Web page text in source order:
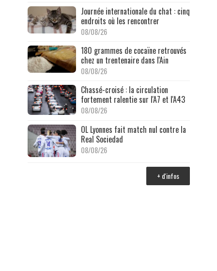
Journée internationale du chat : cinq
endroits où les rencontrer
08/08/26
180 grammes de cocaïne retrouvés
chez un trentenaire dans l'Ain
08/08/26
Chassé-croisé : la circulation
fortement ralentie sur l'A7 et l'A43
08/08/26
OL Lyonnes fait match nul contre la
Real Sociedad
08/08/26
+ d'infos